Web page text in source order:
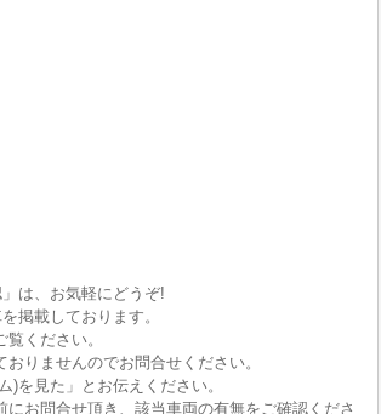
は、お気軽にどうぞ!
掲載しております。
ください。
りませんのでお問合せください。
を見た」とお伝えください。
お問合せ頂き、該当車両の有無をご確認くださ